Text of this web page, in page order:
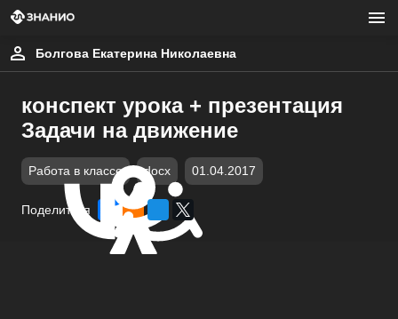
Болгова Екатерина Николаевна
конспект урока + презентация
Задачи на движение
Работа в классе docx 01.04.2017
Поделиться